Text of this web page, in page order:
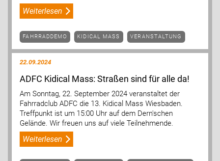
Weiterlesen
FAHRRADDEMO KIDICAL MASS VERANSTALTUNG
22.09.2024
ADFC Kidical Mass: Straßen sind für alle da!
Am Sonntag, 22. September 2024 veranstaltet der
Fahrradclub ADFC die 13. Kidical Mass Wiesbaden.
Treffpunkt ist um 15:00 Uhr auf dem Dern'schen
Gelände. Wir freuen uns auf viele Teilnehmende.
Weiterlesen